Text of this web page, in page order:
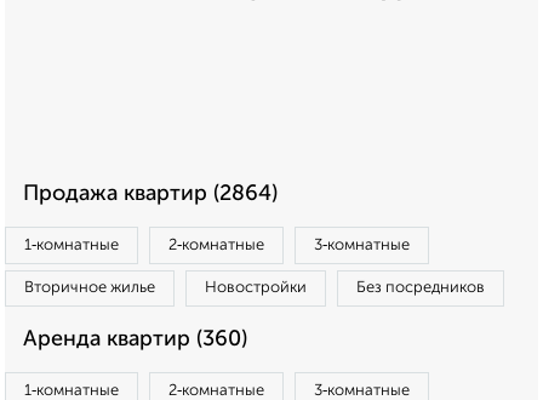
Продажа квартир (2864)
1‑комнатные 2‑комнатные 3‑комнатные
Вторичное жилье Новостройки Без посредников
Аренда квартир (360)
1‑комнатные 2‑комнатные 3‑комнатные